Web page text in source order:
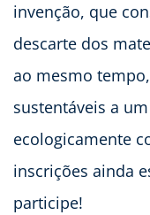
invenção, que
descarte dos
ao mesmo
sustentáveis a
ecologicamente
inscrições ainda
participe!